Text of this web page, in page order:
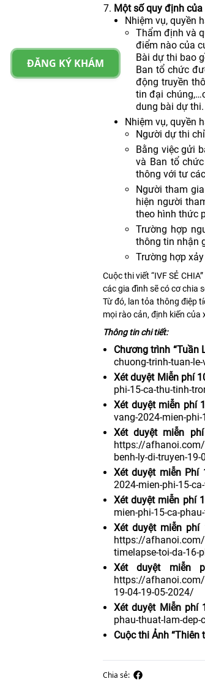
Một số quy định
Nhiệm vụ, quyền
Thẩm định và
điểm nào của
Bài dự thi bao
Ban tổ chức
động truyền
tin đại
dung bài dự thi.
Nhiệm vụ, quyền
Người dự thi
Bằng việc gửi
và Ban tổ
thông với tư
Người tham
hiện người
theo hình thức
Trường hợp
thông tin nhận
Trường hợp
Cuộc thi viết “IVF SẺ
các gia đình sẽ có cơ chia
Từ đó, lan tỏa thông điệp
mọi rào cản, định kiến
Thông tin chi tiết:
Chương trình “Tuần
chuong-trinh-tuan-
Xét duyệt Miễn phí
phi-15-ca-thu-tinh-
Xét duyệt miễn phí
vang-2024-mien-
Xét duyệt miễn
https://afhanoi.com/
benh-ly-di-truyen-
Xét duyệt miễn Phí
2024-mien-phi-15-
Xét duyệt miễn phí
mien-phi-15-ca-
Xét duyệt miễn
https://afhanoi.com/
timelapse-toi-da-16-
Xét duyệt miễn
https://afhanoi.com/
19-04-19-05-2024/
Xét duyệt Miễn phí
phau-thuat-lam-dep-
Cuộc thi Ảnh “Thiên
Chia sẻ:
ĐĂNG KÝ KHÁM